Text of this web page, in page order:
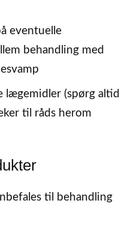
eventuelle
behandling med
lægemidler (spørg altid
til råds herom
til behandling